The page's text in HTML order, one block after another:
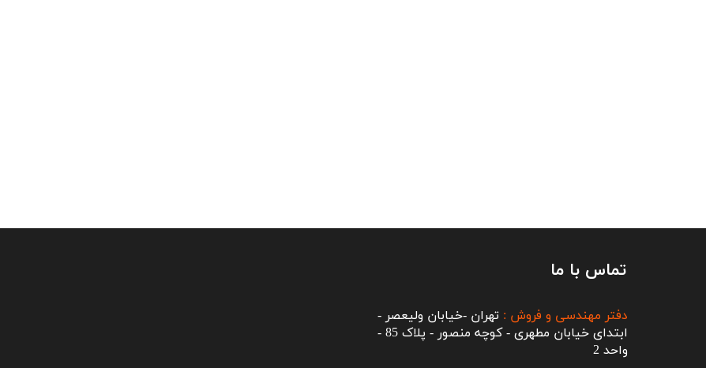
تماس با ما
دفتر مهندسی و فروش : تهران -خیابان ولیعصر -
ابتدای خیابان مطهری - کوچه منصور - پلاک 85 -
واحد 2